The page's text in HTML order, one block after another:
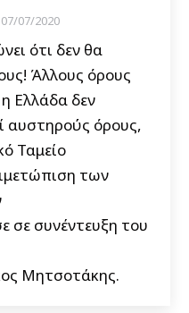
07/07/2020
ότι δεν θα
Άλλους όρους
Ελλάδα δεν
αυστηρούς όρους,
Ταμείο
των
σε συνέντευξη του
Μητσοτάκης.